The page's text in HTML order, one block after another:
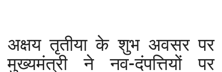
बिजनेस
अक्षय तृतीया के शुभ अवसर पर
मुख्यमंत्री ने नव-दंपत्तियों पर